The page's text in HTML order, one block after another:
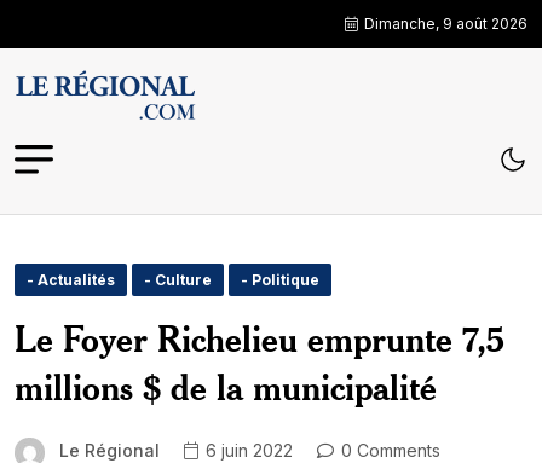
Dimanche, 9 août 2026
- Actualités - Culture - Politique
Le Foyer Richelieu emprunte 7,5
millions $ de la municipalité
Le Régional 6 juin 2022
0 Comments